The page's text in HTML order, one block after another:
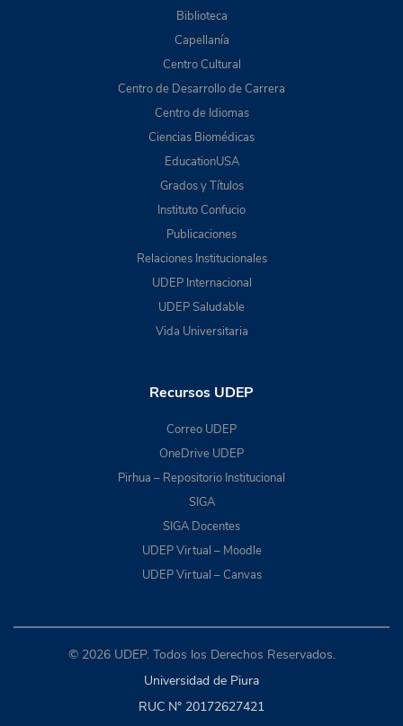
Biblioteca
Capellanía
Centro Cultural
Centro de Desarrollo de Carrera
Centro de Idiomas
Ciencias Biomédicas
EducationUSA
Grados y Títulos
Instituto Confucio
Publicaciones
Relaciones Institucionales
UDEP Internacional
UDEP Saludable
Vida Universitaria
Recursos UDEP
Correo UDEP
OneDrive UDEP
Pirhua – Repositorio Institucional
SIGA
SIGA Docentes
UDEP Virtual – Moodle
UDEP Virtual – Canvas
© 2026 UDEP. Todos los Derechos Reservados.
Universidad de Piura
RUC N° 20172627421